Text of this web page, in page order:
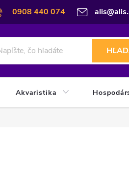
0908 440 074
Akvaristika